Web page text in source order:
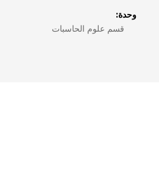
وحدة:
قسم علوم الحاسبات